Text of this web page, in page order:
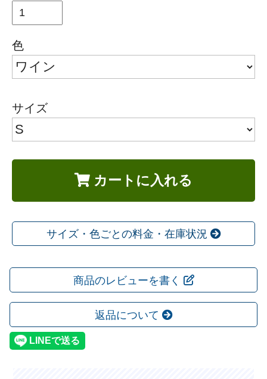
色
サイズ
カートに入れる
サイズ・色ごとの料金・在庫状況
商品のレビューを書く
返品について